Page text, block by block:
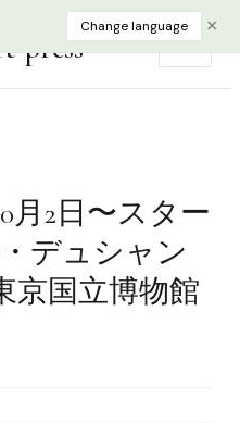
Change language ×
press
月2日〜スター
デュシャン
京国立博物館